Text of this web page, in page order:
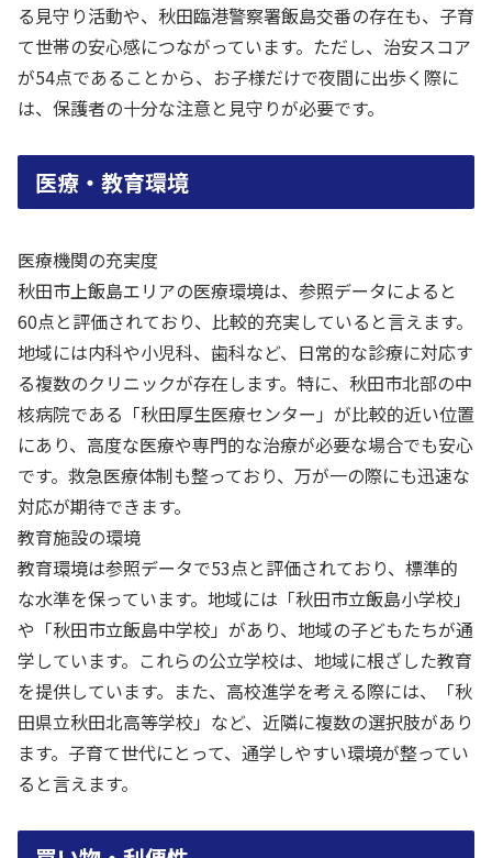
る見守り活動や、秋田臨港警察署飯島交番の存在も、子育
て世帯の安心感につながっています。ただし、治安スコア
が54点であることから、お子様だけで夜間に出歩く際に
は、保護者の十分な注意と見守りが必要です。
医療・教育環境
医療機関の充実度
秋田市上飯島エリアの医療環境は、参照データによると
60点と評価されており、比較的充実していると言えます。
地域には内科や小児科、歯科など、日常的な診療に対応す
る複数のクリニックが存在します。特に、秋田市北部の中
核病院である「秋田厚生医療センター」が比較的近い位置
にあり、高度な医療や専門的な治療が必要な場合でも安心
です。救急医療体制も整っており、万が一の際にも迅速な
対応が期待できます。
教育施設の環境
教育環境は参照データで53点と評価されており、標準的
な水準を保っています。地域には「秋田市立飯島小学校」
や「秋田市立飯島中学校」があり、地域の子どもたちが通
学しています。これらの公立学校は、地域に根ざした教育
を提供しています。また、高校進学を考える際には、「秋
田県立秋田北高等学校」など、近隣に複数の選択肢があり
ます。子育て世代にとって、通学しやすい環境が整ってい
ると言えます。